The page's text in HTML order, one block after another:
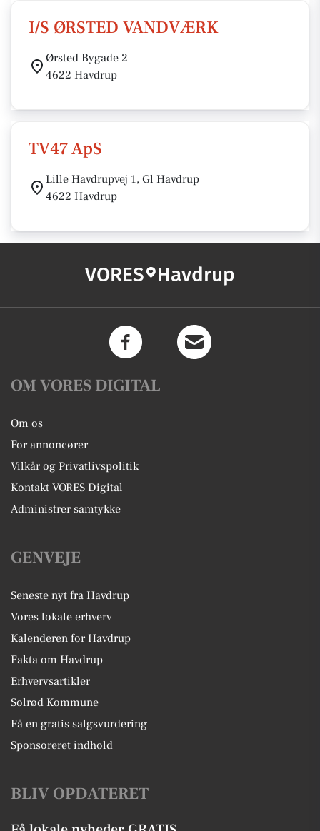
I/S ØRSTED VANDVÆRK
Ørsted Bygade 2
4622 Havdrup
TV47 ApS
Lille Havdrupvej 1, Gl Havdrup
4622 Havdrup
VORES Havdrup
OM VORES DIGITAL
Om os
For annoncører
Vilkår og Privatlivspolitik
Kontakt VORES Digital
Administrer samtykke
GENVEJE
Seneste nyt fra Havdrup
Vores lokale erhverv
Kalenderen for Havdrup
Fakta om Havdrup
Erhvervsartikler
Solrød Kommune
Få en gratis salgsvurdering
Sponsoreret indhold
BLIV OPDATERET